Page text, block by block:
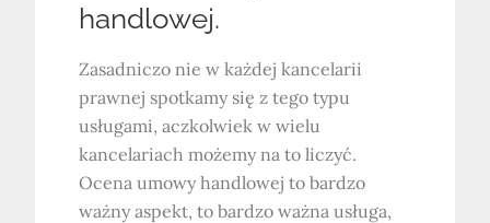
handlowej.
Zasadniczo nie w każdej kancelarii
prawnej spotkamy się z tego typu
usługami, aczkolwiek w wielu
kancelariach możemy na to liczyć.
Ocena umowy handlowej to bardzo
ważny aspekt, to bardzo ważna usługa,